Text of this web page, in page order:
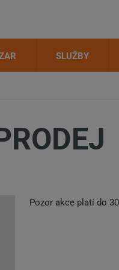
SLUŽBY
Pozor akce platí do